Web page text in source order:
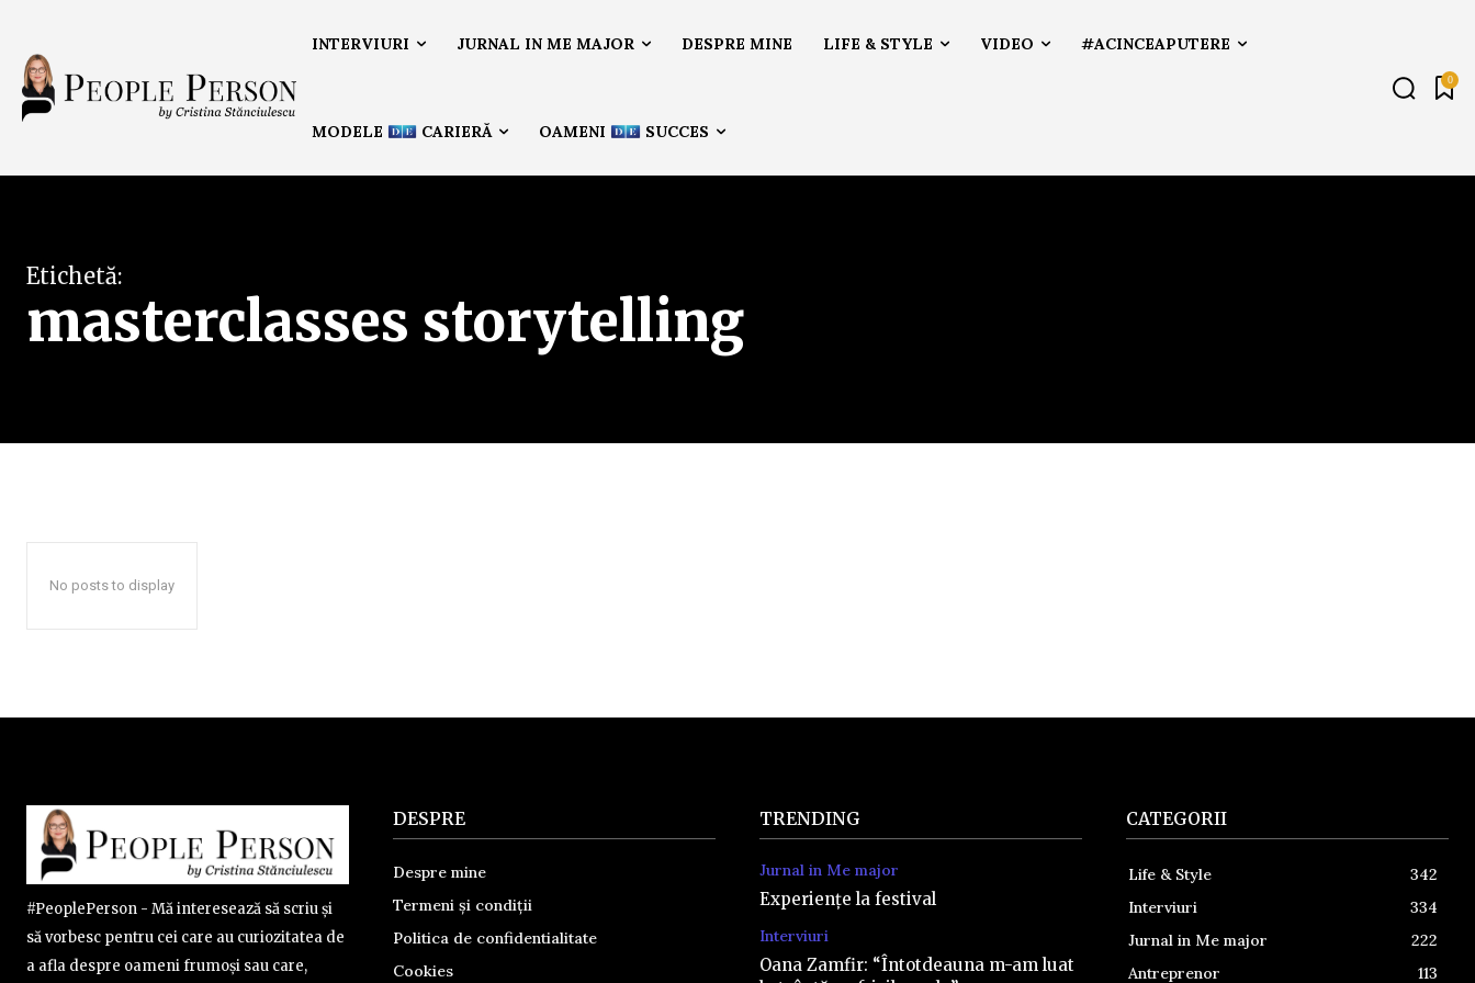
INTERVIURI JURNAL IN ME MAJOR DESPRE MINE LIFE & STYLE VIDEO #ACINCEAPUTERE
MODELE CARIERĂ OAMENI SUCCES
0
Etichetă:
masterclasses storytelling
No posts to display
#PeoplePerson - Mă interesează să scriu și
să vorbesc pentru cei care au curiozitatea de
a afla despre oameni frumoși sau care,
DESPRE
Despre mine
Termeni și condiții
Politica de confidentialitate
Cookies
TRENDING
Jurnal in Me major
Experiențe la festival
Interviuri
Oana Zamfir: “Întotdeauna m-am luat
CATEGORII
Life & Style
342
Interviuri
334
Jurnal in Me major
222
Antreprenor
113